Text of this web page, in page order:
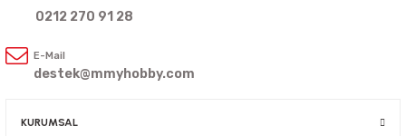
0212 270 91 28
E-Mail
destek@mmyhobby.com
KURUMSAL